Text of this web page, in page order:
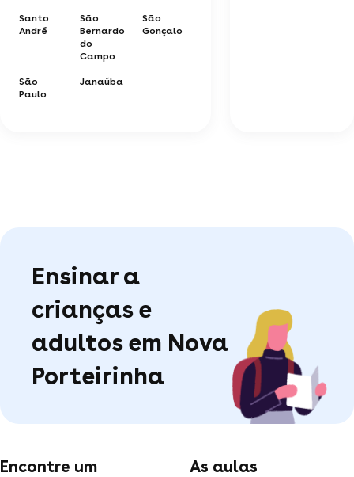
Santo
André
São
Bernardo
do
Campo
São
Gonçalo
São
Paulo
Janaúba
Ensinar a
crianças e
adultos em Nova
Porteirinha
Encontre um
As aulas